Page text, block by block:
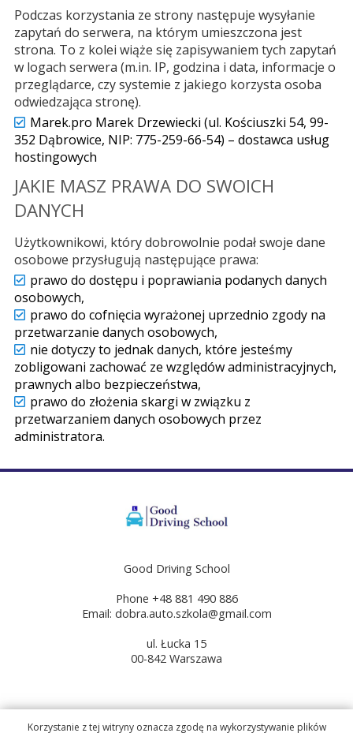
Podczas korzystania ze strony następuje wysyłanie
zapytań do serwera, na którym umieszczona jest
strona. To z kolei wiąże się zapisywaniem tych zapytań
w logach serwera (m.in. IP, godzina i data, informacje o
przeglądarce, czy systemie z jakiego korzysta osoba
odwiedzająca stronę).
Marek.pro Marek Drzewiecki (ul. Kościuszki 54, 99-
352 Dąbrowice, NIP: 775-259-66-54) – dostawca usług
hostingowych
JAKIE MASZ PRAWA DO SWOICH
DANYCH
Użytkownikowi, który dobrowolnie podał swoje dane
osobowe przysługują następujące prawa:
prawo do dostępu i poprawiania podanych danych
osobowych,
prawo do cofnięcia wyrażonej uprzednio zgody na
przetwarzanie danych osobowych,
nie dotyczy to jednak danych, które jesteśmy
zobligowani zachować ze względów administracyjnych,
prawnych albo bezpieczeństwa,
prawo do złożenia skargi w związku z
przetwarzaniem danych osobowych przez
administratora.
Good Driving School
Phone +48 881 490 886
Email: dobra.auto.szkola@gmail.com
ul. Łucka 15
00-842 Warszawa
Korzystanie z tej witryny oznacza zgodę na wykorzystywanie plików